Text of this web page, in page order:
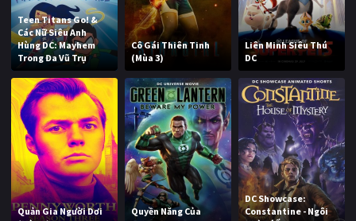
Teen Titans Go! &
Các Nữ Siêu Anh
Hùng DC: Mayhem
Trong Đa Vũ Trụ
Cô Gái Thiên Tinh
(Mùa 3)
Liên Minh Siêu Thú
DC
Quản Gia Người Dơi
Quyền Năng Của
DC Showcase:
Constantine - Ngôi